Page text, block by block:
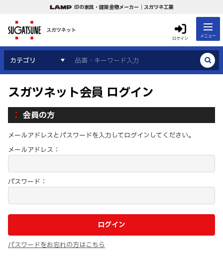
印の家具・建築金物メーカー｜スガツネ工業
スガツネット
ログイン メニュー
カテゴリ
スガツネット会員 ログイン
会員の方
メールアドレスとパスワードを入力してログインしてください。
メールアドレス：
パスワード：
パスワードをお忘れの方はこちら